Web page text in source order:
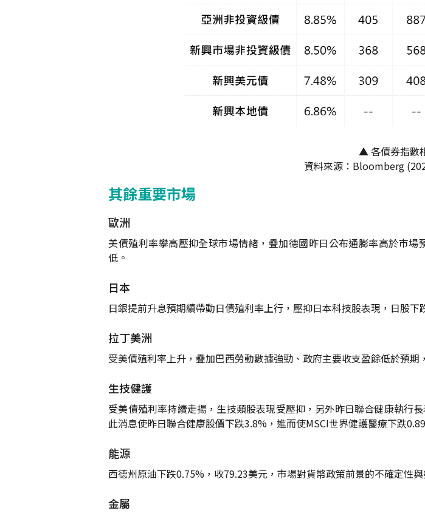
▲ 各債券指數
資料來源：Bloomberg
其餘重要市場
歐洲
美債殖利率攀高壓抑全球市場情緒，疊加德國昨日公布通膨率高於市
低。
日本
日銀提前升息預期續帶動日債殖利率上行，壓抑日本科技股表現，日股下
拉丁美洲
受美債殖利率上升，疊加巴西勞動數據強勁、政府主要收支盈餘低於預
生技健護
受美債殖利率持續走揚，生技類股表現受壓抑，另外昨日聯合健康執行
此消息使昨日聯合健康股價下跌3.8%，進而使MSCI世界健護醫療下跌
能源
西德州原油下跌0.75%，收79.23美元，市場對貨幣政策前景的不確定性
金屬